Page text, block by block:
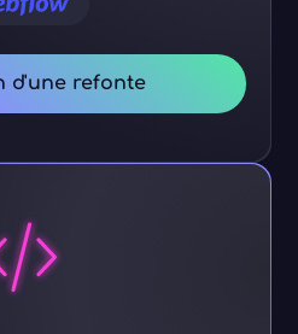
d'une refonte